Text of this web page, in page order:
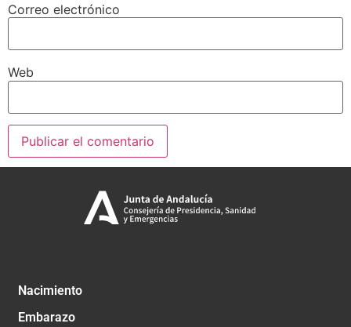
Correo electrónico
Web
Nacimiento
Embarazo